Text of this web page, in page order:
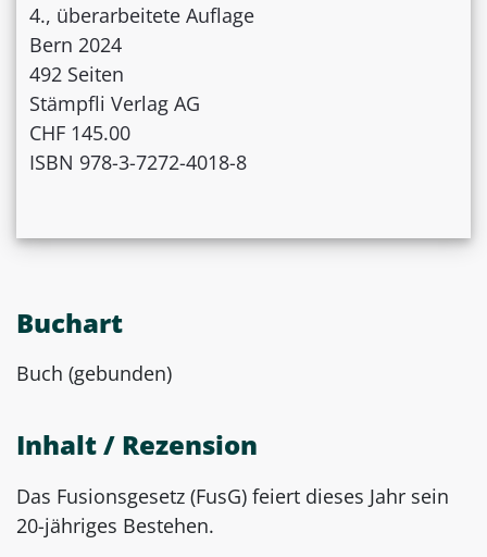
4., überarbeitete Auflage
Bern 2024
492 Seiten
Stämpfli Verlag AG
CHF 145.00
ISBN 978-3-7272-4018-8
Buchart
Buch (gebunden)
Inhalt / Rezension
Das Fusionsgesetz (FusG) feiert dieses Jahr sein
20-jähriges Bestehen.